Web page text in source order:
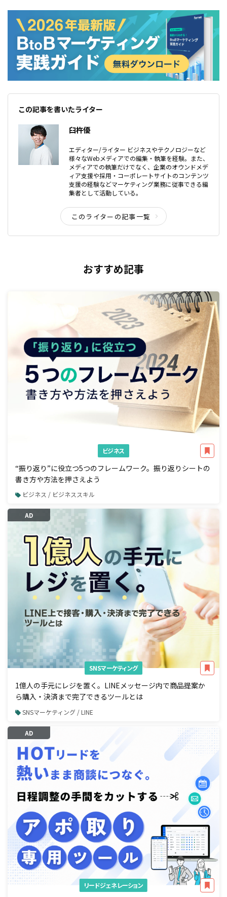
この記事を書いたライター
臼杵優
エディター/ライター ビジネスやテクノロジーなど
様々なWebメディアでの編集・執筆を経験。また、
メディアでの執筆だけでなく、企業のオウンドメデ
ィア支援や採用・コーポレートサイトのコンテンツ
支援の経験などマーケティング業務に従事できる編
集者として活動している。
このライターの記事一覧
おすすめ記事
ビジネス
“振り返り”に役立つ5つのフレームワーク。振り返りシートの
書き方や方法を押さえよう
ビジネス / ビジネススキル
AD
SNSマーケティング
1億人の手元にレジを置く。LINEメッセージ内で商品提案か
ら購入・決済まで完了できるツールとは
SNSマーケティング / LINE
AD
リードジェネレーション